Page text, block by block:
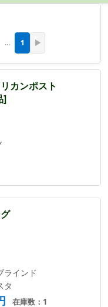
… 1 ▶
カンポスト
]
ラインド
タ
在庫数：1